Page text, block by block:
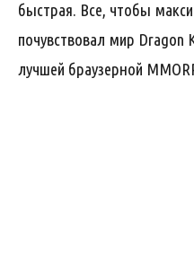
быстрая. Все, чтобы
почувствовал мир
лучшей браузерной